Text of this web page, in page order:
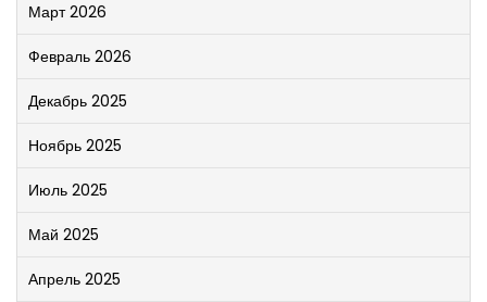
Март 2026
Февраль 2026
Декабрь 2025
Ноябрь 2025
Июль 2025
Май 2025
Апрель 2025